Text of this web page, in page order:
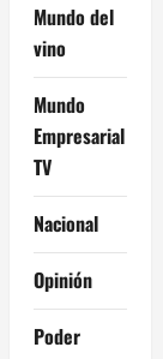
Mundo del
vino
Mundo
Empresarial
TV
Nacional
Opinión
Poder